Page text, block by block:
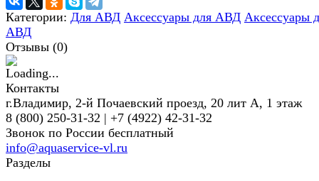
Категории: Для АВД Аксессуары для АВД Аксессуары
АВД
Отзывы (0)
Контакты
г.Владимир, 2-й Почаевский проезд, 20 лит А, 1 этаж
8 (800) 250-31-32 | +7 (4922) 42-31-32
Звонок по России бесплатный
info@aquaservice-vl.ru
Разделы